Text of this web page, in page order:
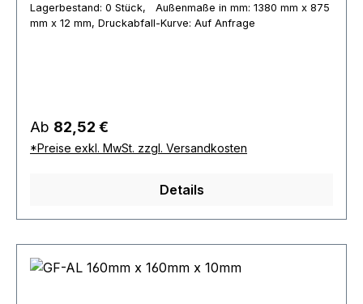
Lagerbestand: 0 Stück, Außenmaße in mm: 1380 mm x 875
mm x 12 mm, Druckabfall-Kurve: Auf Anfrage
Regulärer Preis:
Ab 82,52 €
*Preise exkl. MwSt. zzgl. Versandkosten
Details